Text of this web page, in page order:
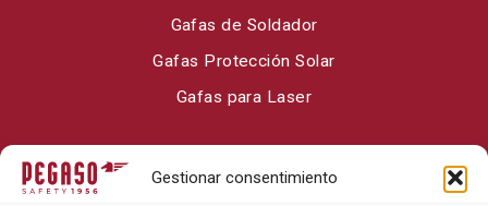
Gestionar consentimiento
Gafas de Soldador
Gafas Protección Solar
Gafas para Laser
Sobre Pegaso Safety